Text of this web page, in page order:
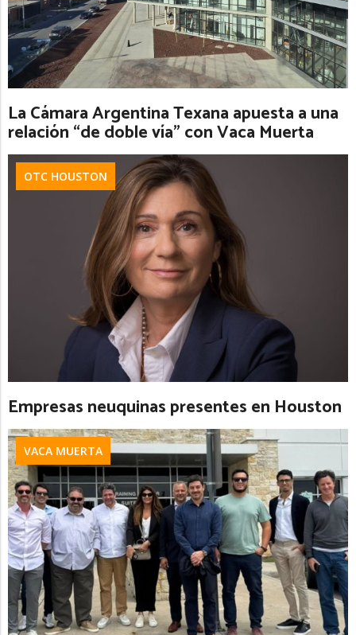
La Cámara Argentina Texana apuesta a una
relación “de doble vía” con Vaca Muerta
OTC HOUSTON
Empresas neuquinas presentes en Houston
VACA MUERTA